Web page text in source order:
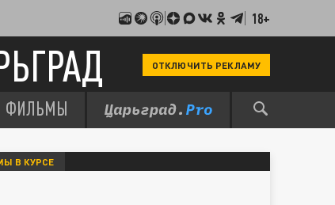
18+
ОТКЛЮЧИТЬ РЕКЛАМУ
ФИЛЬМЫ
В КУРСЕ